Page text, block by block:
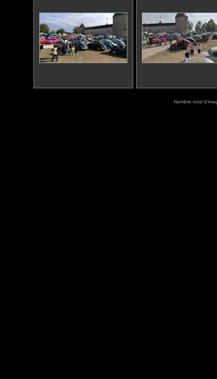
Nombre total